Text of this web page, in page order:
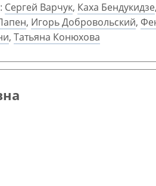
Сергей Варчук, Каха Бендукидзе,
, Игорь Добровольский,
, Татьяна Конюхова